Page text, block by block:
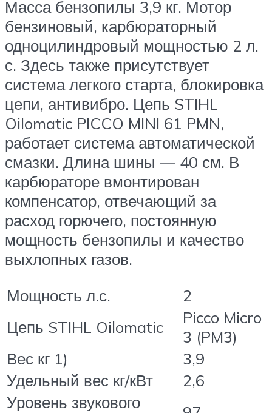
Масса бензопилы 3,9 кг. Мотор
бензиновый, карбюраторный
одноцилиндровый мощностью 2 л.
с. Здесь также присутствует
система легкого старта, блокировка
цепи, антивибро. Цепь STIHL
Oilomatic PICCO MINI 61 PMN,
работает система автоматической
смазки. Длина шины — 40 см. В
карбюраторе вмонтирован
компенсатор, отвечающий за
расход горючего, постоянную
мощность бензопилы и качество
выхлопных газов.
Мощность л.с.
2
Цепь STIHL Oilomatic
Picco Micro
3 (PM3)
Вес кг 1)
3,9
Удельный вес кг/кВт
2,6
Уровень звукового